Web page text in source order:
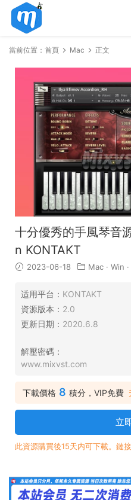
當前位置： 首頁 Mac 正文
十分優秀的手風琴音
n KONTAKT
2023-06-18 Mac · Win ·
适用平台： KONTAKT
資源版本： 2.0
更新日期： 2020.6.8
解壓密碼：
www.mixvst.com
下載價格 8 積分，VIP免費
立
此資源購買後15天内可下載。鏈